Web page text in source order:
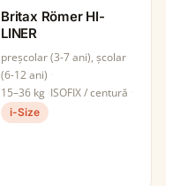
Britax Römer HI-
LINER
preșcolar (3-7 ani), școlar
(6-12 ani)
15–36 kg ISOFIX / centură
i-Size